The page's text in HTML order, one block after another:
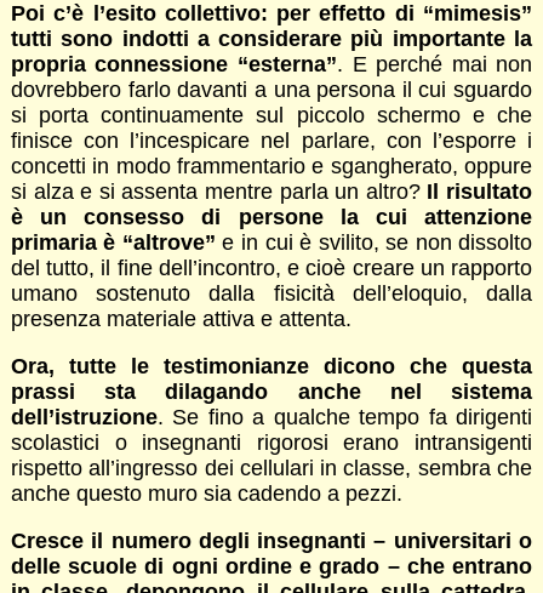
Poi c’è l’esito collettivo: per effetto di “mimesis”
tutti sono indotti a considerare più importante la
propria connessione “esterna”. E perché mai non
dovrebbero farlo davanti a una persona il cui sguardo
si porta continuamente sul piccolo schermo e che
finisce con l’incespicare nel parlare, con l’esporre i
concetti in modo frammentario e sgangherato, oppure
si alza e si assenta mentre parla un altro? Il risultato
è un consesso di persone la cui attenzione
primaria è “altrove” e in cui è svilito, se non dissolto
del tutto, il fine dell’incontro, e cioè creare un rapporto
umano sostenuto dalla fisicità dell’eloquio, dalla
presenza materiale attiva e attenta.
Ora, tutte le testimonianze dicono che questa
prassi sta dilagando anche nel sistema
dell’istruzione. Se fino a qualche tempo fa dirigenti
scolastici o insegnanti rigorosi erano intransigenti
rispetto all’ingresso dei cellulari in classe, sembra che
anche questo muro sia cadendo a pezzi.
Cresce il numero degli insegnanti – universitari o
delle scuole di ogni ordine e grado – che entrano